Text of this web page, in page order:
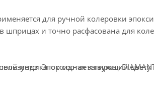
для ручной колеровки
шприцах и точно расфасована для
Эпоксидная затирка
индикатор соответствующий